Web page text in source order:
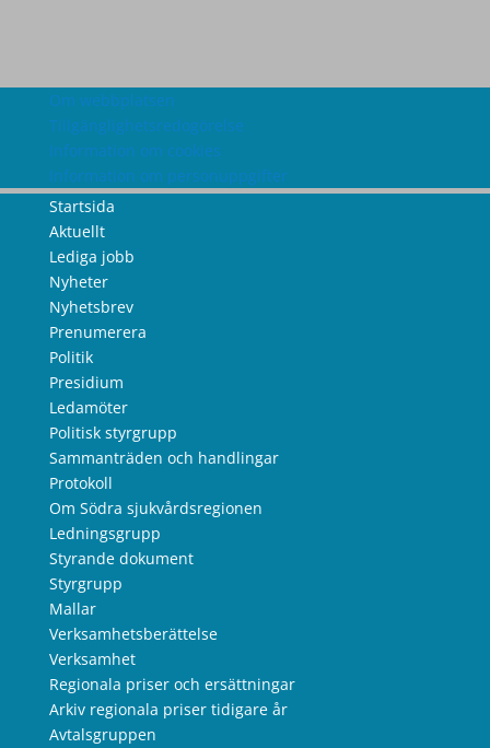
Om webbplatsen
Tillgänglighetsredogörelse
Information om cookies
Information om personuppgifter
Startsida
Aktuellt
Lediga jobb
Nyheter
Nyhetsbrev
Prenumerera
Politik
Presidium
Ledamöter
Politisk styrgrupp
Sammanträden och handlingar
Protokoll
Om Södra sjukvårdsregionen
Ledningsgrupp
Styrande dokument
Styrgrupp
Mallar
Verksamhetsberättelse
Verksamhet
Regionala priser och ersättningar
Arkiv regionala priser tidigare år
Avtalsgruppen